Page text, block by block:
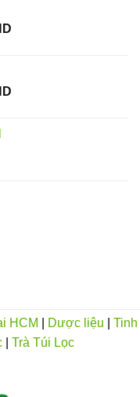
HCM Dược liệu
Tinh
Trà Túi Lọc